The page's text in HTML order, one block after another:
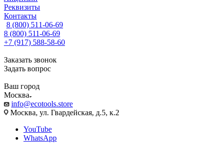
Реквизиты
Контакты
8 (800) 511-06-69
8 (800) 511-06-69
+7 (917) 588-58-60
Заказать звонок
Задать вопрос
Ваш город
Москва
info@ecotools.store
Москва, ул. Гвардейская, д.5, к.2
YouTube
WhatsApp